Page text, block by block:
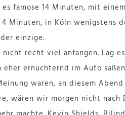
famose 14 Minuten, mit
Minuten, in Köln wenigstens
einzige.
recht viel anfangen. Lag
ernüchternd im Auto
waren, an diesem Abend
wären wir morgen nicht nach